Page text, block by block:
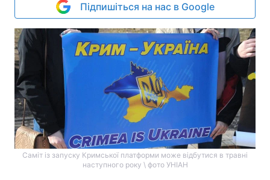
Підпишіться на нас в Google
Саміт із запуску Кримської платформи може відбутися в травні
наступного року \ фото УНІАН